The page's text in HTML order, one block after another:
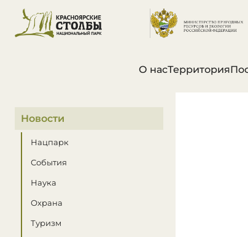
О насТерритория
В этом разделе
Новости
Нацпарк
События
Наука
Охрана
Туризм